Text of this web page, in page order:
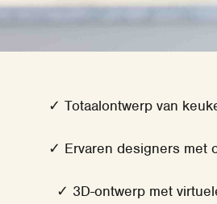
✓ Totaalontwerp van
✓ Ervaren designers met
✓ 3D-ontwerp met